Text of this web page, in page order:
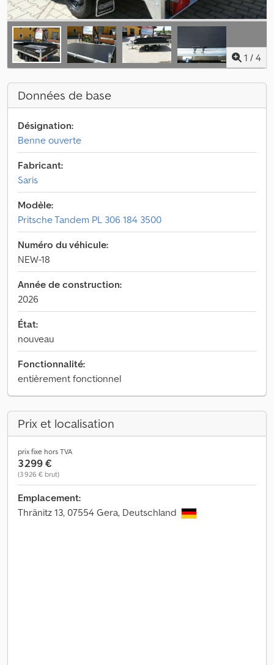
1 / 4
Données de base
Désignation:
Benne ouverte
Fabricant:
Saris
Modèle:
Pritsche Tandem PL 306 184 3500
Numéro du véhicule:
NEW-18
Année de construction:
2026
État:
nouveau
Fonctionnalité:
entièrement fonctionnel
Prix et localisation
prix fixe hors TVA
3 299 €
(3 926 € brut)
Emplacement:
Thränitz 13, 07554 Gera, Deutschland